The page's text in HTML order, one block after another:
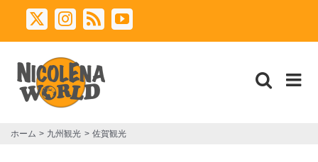
X Instagram
Rss YouTube
ホーム 九州観光 佐賀観光